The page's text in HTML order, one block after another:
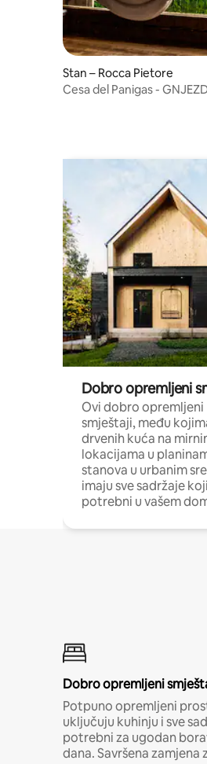
Stan – Rocca Pietore
Cesa del Panigas -
Dobro opremljeni
Ovi dobro opremljeni
smještaji, među
drvenih kuća na
lokacijama u
stanova u urbanim
imaju sve sadržaje
potrebni u vašem
Dobro opremljeni
Potpuno opremljeni
uključuju kuhinju i sve
potrebni za ugodan
dana. Savršena